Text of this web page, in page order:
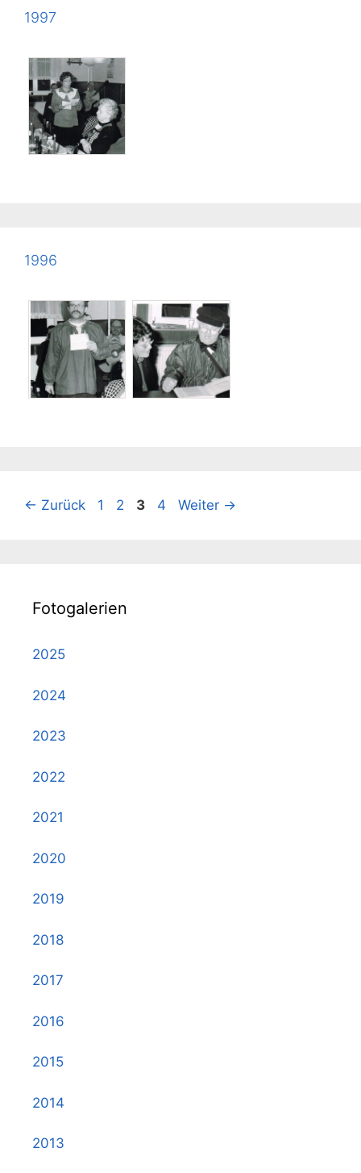
1997
1996
← Zurück Seite
1 Seite
2 Seite
3 Seite
4 Weiter →
Fotogalerien
2025
2024
2023
2022
2021
2020
2019
2018
2017
2016
2015
2014
2013